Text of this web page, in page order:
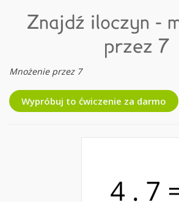
Znajdź iloczyn -
przez 7
Mnożenie przez 7
Wypróbuj to ćwiczenie za darmo